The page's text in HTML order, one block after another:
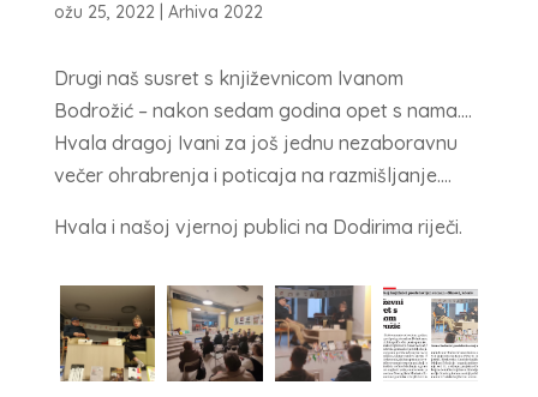
ožu 25, 2022| Arhiva 2022
Drugi naš susret s književnicom Ivanom
Bodrožić – nakon sedam godina opet s nama….
Hvala dragoj Ivani za još jednu nezaboravnu
večer ohrabrenja i poticaja na razmišljanje….
Hvala i našoj vjernoj publici na Dodirima riječi.